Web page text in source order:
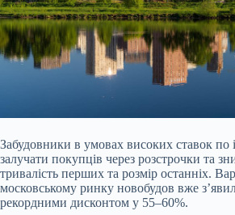
Забудовники в умовах високих ставок по
залучати покупців через розстрочки та
тривалість перших та розмір останніх.
московському ринку новобудов вже
рекордними дисконтом у 55–60%.